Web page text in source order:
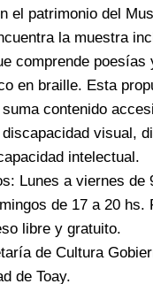
el patrimonio del
la muestra
comprende
en braille. Esta
contenido
visual,
intelectual.
Lunes a viernes de
de 17 a 20 hs.
libre y gratuito.
de Cultura
de Toay.